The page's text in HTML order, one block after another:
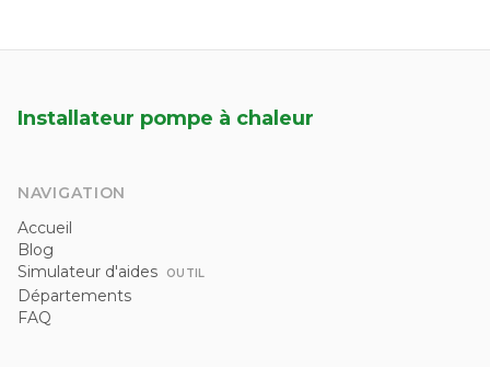
Installateur pompe à chaleur
NAVIGATION
Accueil
Blog
Simulateur d'aides
OUTIL
Départements
FAQ